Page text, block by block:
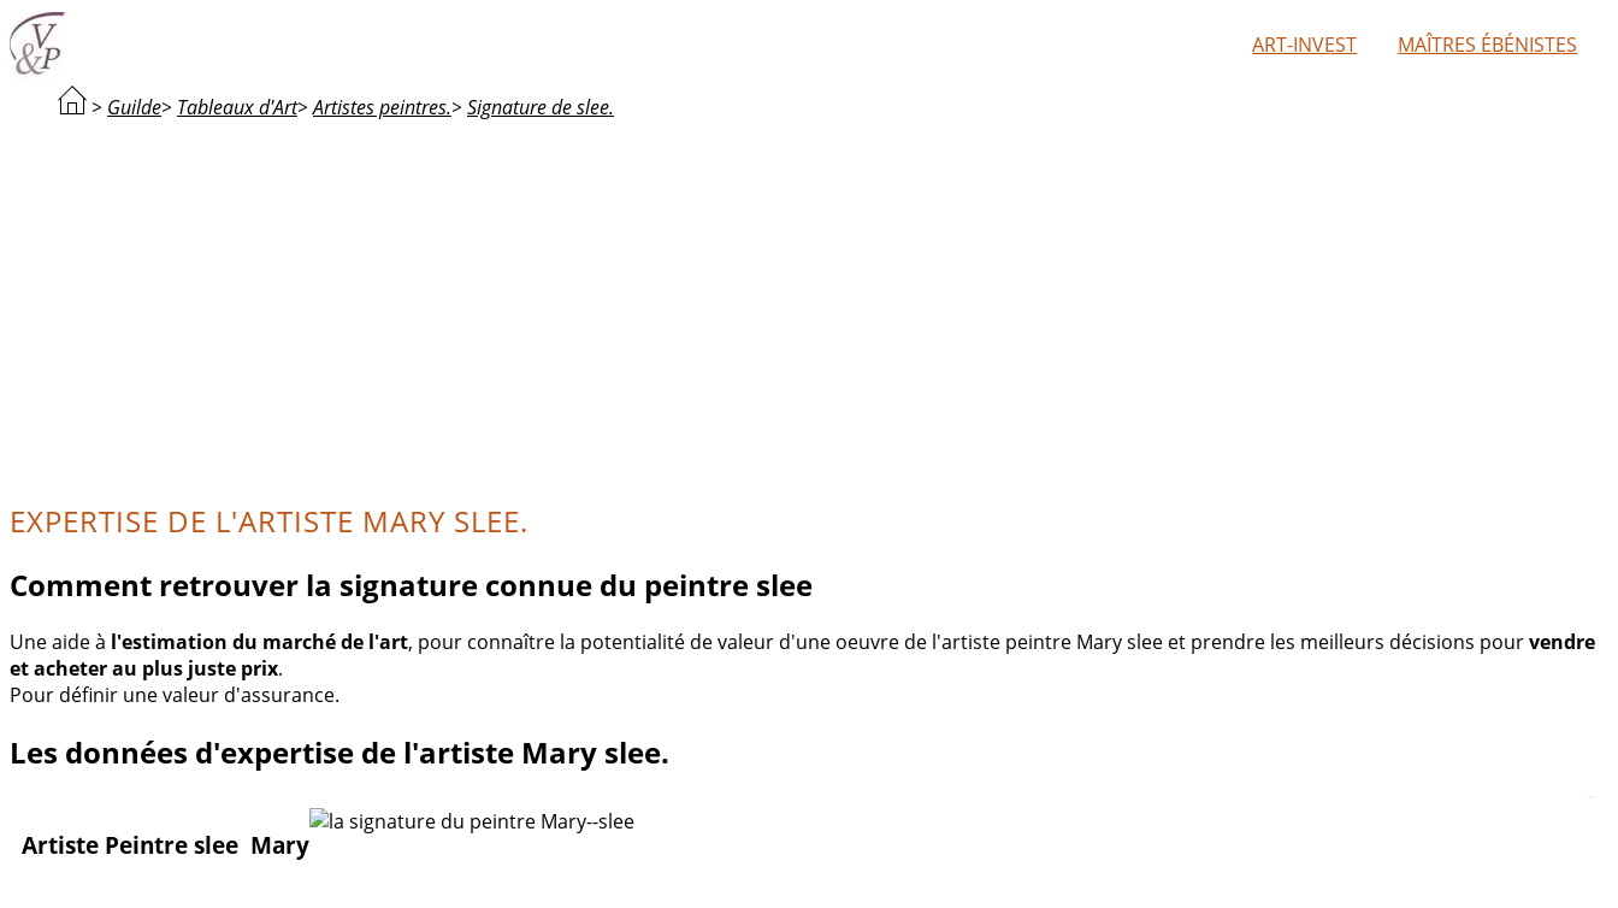
ART-INVEST MAÎTRES ÉBÉNISTES
> Guilde> Tableaux d'Art>Artistes peintres.> Signature de slee.
EXPERTISE DE L'ARTISTE MARY SLEE.
Comment retrouver la signature connue du peintre slee
Une aide à l'estimation du marché de l'art, pour connaître la potentialité de valeur d'une oeuvre de l'artiste peintre Mary slee et prendre les meilleurs décisions pourvendre
et acheter au plus juste prix.
Pour définir une valeur d'assurance.
Les données d'expertise de l'artiste Mary slee.
Artiste Peintre slee Mary